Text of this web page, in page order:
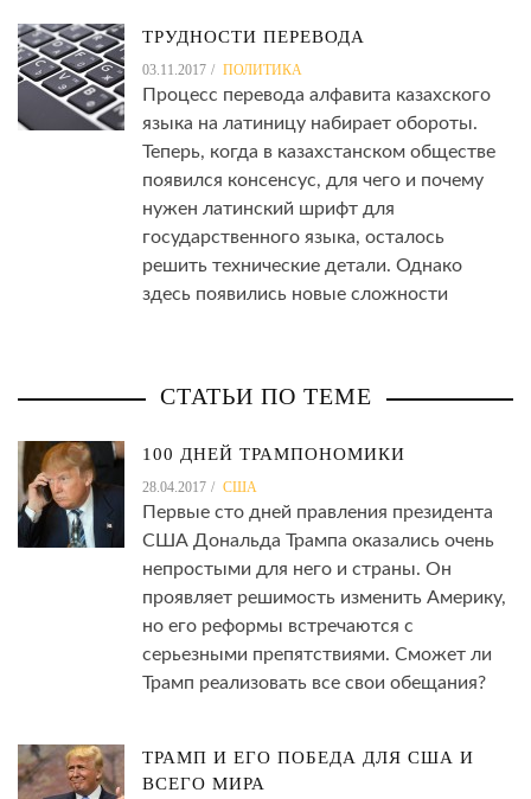
ТРУДНОСТИ ПЕРЕВОДА
03.11.2017 ПОЛИТИКА
Процесс перевода алфавита казахского
языка на латиницу набирает обороты.
Теперь, когда в казахстанском обществе
появился консенсус, для чего и почему
нужен латинский шрифт для
государственного языка, осталось
решить технические детали. Однако
здесь появились новые сложности
СТАТЬИ ПО ТЕМЕ
100 ДНЕЙ ТРАМПОНОМИКИ
28.04.2017 США
Первые сто дней правления президента
США Дональда Трампа оказались очень
непростыми для него и страны. Он
проявляет решимость изменить Америку,
но его реформы встречаются с
серьезными препятствиями. Сможет ли
Трамп реализовать все свои обещания?
ТРАМП И ЕГО ПОБЕДА ДЛЯ США И
ВСЕГО МИРА